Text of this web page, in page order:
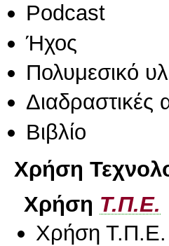
Podcast
Ήχος
Πολυμεσικό
Διαδραστικές
Βιβλίο
Χρήση
Χρήση Τ.Π.Ε.
Χρήση Τ.Π.Ε.